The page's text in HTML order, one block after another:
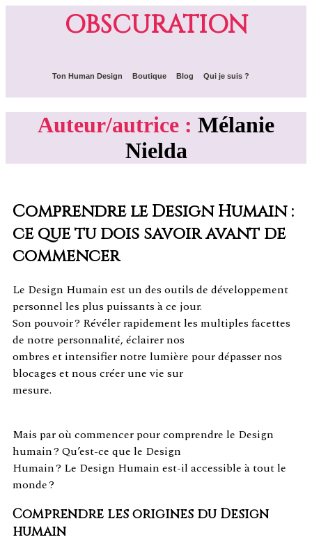
OBSCURATION
Ton Human Design Boutique Blog Qui je suis ?
Auteur/autrice : Mélanie
Nielda
Comprendre le Design Humain :
ce que tu dois savoir avant de
commencer
Le Design Humain est un des outils de développement
personnel les plus puissants à ce jour.
Son pouvoir ? Révéler rapidement les multiples facettes
de notre personnalité, éclairer nos
ombres et intensifier notre lumière pour dépasser nos
blocages et nous créer une vie sur
mesure.
Mais par où commencer pour comprendre le Design
humain ? Qu’est-ce que le Design
Humain ? Le Design Humain est-il accessible à tout le
monde ?
Comprendre les origines du Design
humain